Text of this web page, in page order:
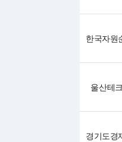
울산테